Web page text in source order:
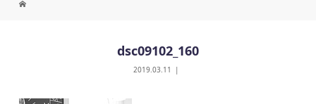
dsc09102_160
2019.03.11